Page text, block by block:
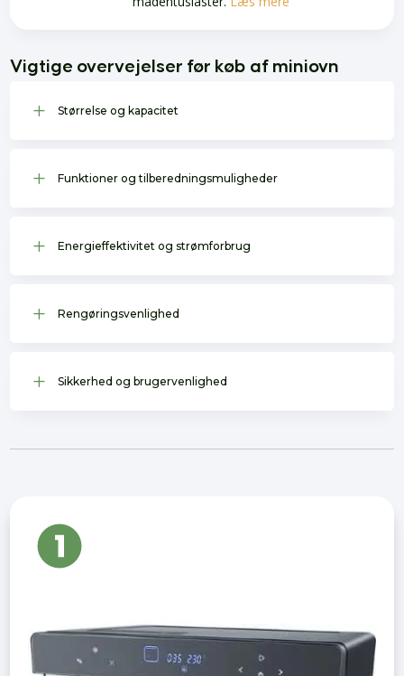
Vigtige overvejelser før køb af miniovn
L Størrelse og kapacitet
L Funktioner og tilberedningsmuligheder
L Energieffektivitet og strømforbrug
L Rengøringsvenlighed
L Sikkerhed og brugervenlighed